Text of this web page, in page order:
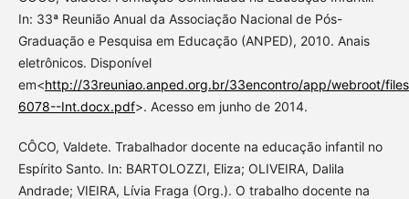
In: 33ª Reunião Anual da Associação Nacional de Pós-
Graduação e Pesquisa em Educação (ANPED), 2010. Anais
eletrônicos. Disponível
em<http://33reuniao.anped.org.br/33encontro/app/webroot/
6078--Int.docx.pdf>. Acesso em junho de 2014.
CÔCO, Valdete. Trabalhador docente na educação infantil no
Espírito Santo. In: BARTOLOZZI, Eliza; OLIVEIRA, Dalila
Andrade; VIEIRA, Lívia Fraga (Org.). O trabalho docente na